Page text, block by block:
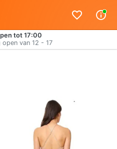
tot 17:00
open van 12 - 17